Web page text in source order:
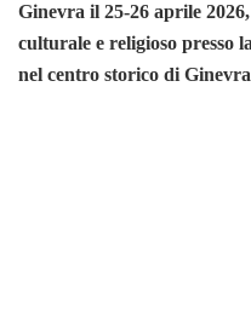
Ginevra il 25-26 aprile
culturale e religioso presso
nel centro storico di